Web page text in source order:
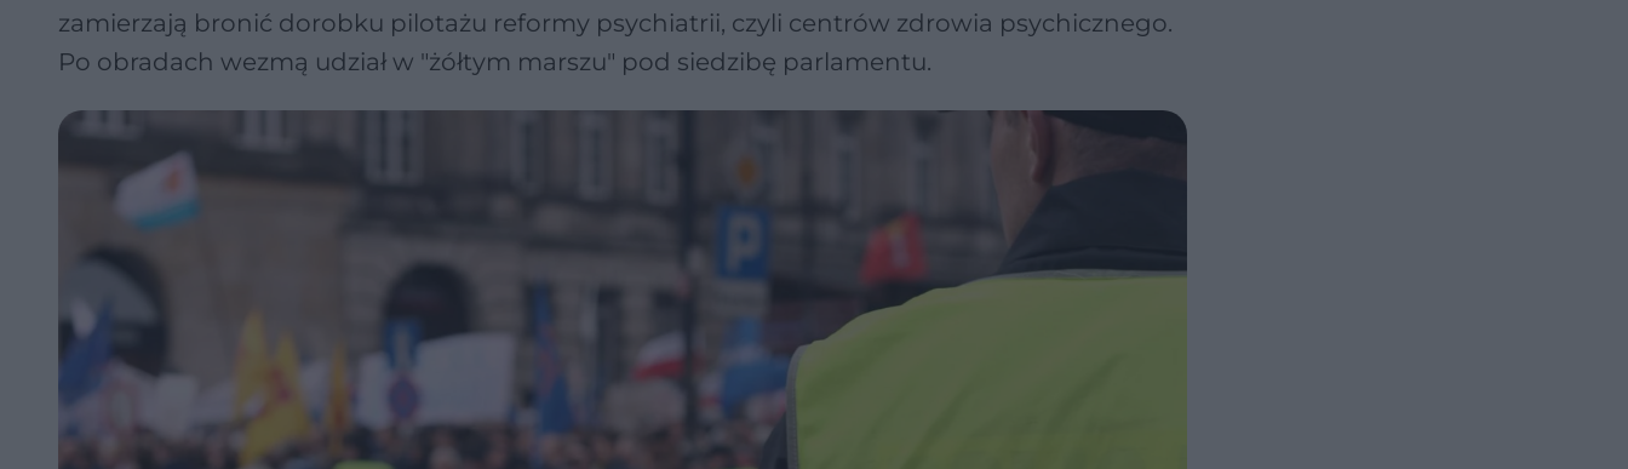
zamierzają bronić dorobku pilotażu reformy psychiatrii, czyli centrów zdrowia psychicznego.
Po obradach wezmą udział w "żółtym marszu" pod siedzibę parlamentu.